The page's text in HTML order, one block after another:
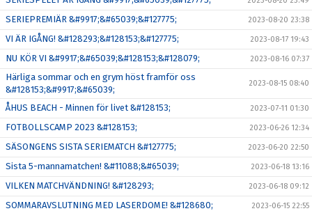
SERIEPREMIÄR &#9917;&#65039;&#127775; 2023-08-20 23:38
VI ÄR IGÅNG! &#128293;&#128153;&#127775; 2023-08-17 19:43
NU KÖR VI &#9917;&#65039;&#128153;&#128079; 2023-08-16 07:37
Härliga sommar och en grym höst framför oss
&#128153;&#9917;&#65039;
2023-08-15 08:40
ÅHUS BEACH - Minnen för livet &#128153; 2023-07-11 01:30
FOTBOLLSCAMP 2023 &#128153; 2023-06-26 12:34
SÄSONGENS SISTA SERIEMATCH &#127775; 2023-06-20 22:50
Sista 5-mannamatchen! &#11088;&#65039; 2023-06-18 13:16
VILKEN MATCHVÄNDNING! &#128293; 2023-06-18 09:12
SOMMARAVSLUTNING MED LASERDOME! &#128680; 2023-06-15 22:55